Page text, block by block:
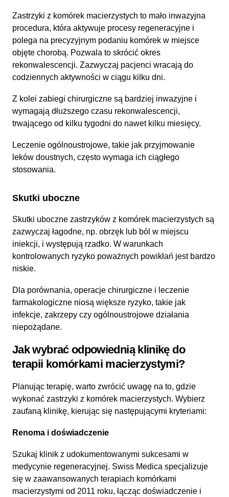
Zastrzyki z komórek macierzystych to mało inwazyjna
procedura, która aktywuje procesy regeneracyjne i
polega na precyzyjnym podaniu komórek w miejsce
objęte chorobą. Pozwala to skrócić okres
rekonwalescencji. Zazwyczaj pacjenci wracają do
codziennych aktywności w ciągu kilku dni.
Z kolei zabiegi chirurgiczne są bardziej inwazyjne i
wymagają dłuższego czasu rekonwalescencji,
trwającego od kilku tygodni do nawet kilku miesięcy.
Leczenie ogólnoustrojowe, takie jak przyjmowanie
leków doustnych, często wymaga ich ciągłego
stosowania.
Skutki uboczne
Skutki uboczne zastrzyków z komórek macierzystych są
zazwyczaj łagodne, np. obrzęk lub ból w miejscu
iniekcji, i występują rzadko. W warunkach
kontrolowanych ryzyko poważnych powikłań jest bardzo
niskie.
Dla porównania, operacje chirurgiczne i leczenie
farmakologiczne niosą większe ryzyko, takie jak
infekcje, zakrzepy czy ogólnoustrojowe działania
niepożądane.
Jak wybrać odpowiednią klinikę do
terapii komórkami macierzystymi?
Planując terapię, warto zwrócić uwagę na to, gdzie
wykonać zastrzyki z komórek macierzystych. Wybierz
zaufaną klinikę, kierując się następującymi kryteriami:
Renoma i doświadczenie
Szukaj klinik z udokumentowanymi sukcesami w
medycynie regeneracyjnej. Swiss Medica specjalizuje
się w zaawansowanych terapiach komórkami
macierzystymi od 2011 roku, łącząc doświadczenie i